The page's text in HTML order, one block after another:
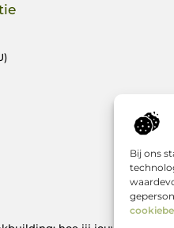
Bij ons